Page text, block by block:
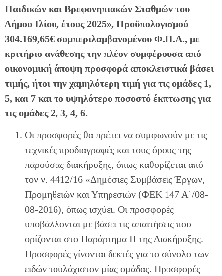
Παιδικών και Βρεφονηπιακών Σταθμών του
Δήμου Ιλίου, έτους 2025», Προϋπολογισμού
304.169,65€ συμπεριλαμβανομένου Φ.Π.Α., με
κριτήριο ανάθεσης την πλέον συμφέρουσα από
οικονομική άποψη προσφορά αποκλειστικά βάσει
τιμής, ήτοι την χαμηλότερη τιμή για τις ομάδες 1,
5, και 7 και το υψηλότερο ποσοστό έκπτωσης για
τις ομάδες 2, 3, 4, 6.
Οι προσφορές θα πρέπει να συμφωνούν με τις
τεχνικές προδιαγραφές και τους όρους της
παρούσας διακήρυξης, όπως καθορίζεται από
τον ν. 4412/16 «Δημόσιες Συμβάσεις Έργων,
Προμηθειών και Υπηρεσιών (ΦΕΚ 147 Α΄/08-
08-2016), όπως ισχύει. Οι προσφορές
υποβάλλονται με βάσει τις απαιτήσεις που
ορίζονται στο Παράρτημα ΙΙ της Διακήρυξης.
Προσφορές γίνονται δεκτές για το σύνολο των
ειδών τουλάχιστον μίας ομάδας. Προσφορές